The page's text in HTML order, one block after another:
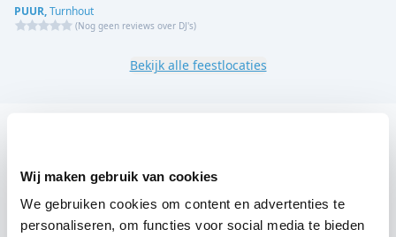
Wij maken gebruik van cookies
We gebruiken cookies om content en advertenties te
personaliseren, om functies voor social media te bieden
PUUR,Turnhout
(Nog geen reviews over DJ's)
Bekijk alle feestlocaties
EenDJ boekenzonder zorgen in Molenhof Ravels: dat is
onze garantie. Van de afstemming met de locatie tot
een reserve DJ. Wij zorgen dat het goed komt. Maar